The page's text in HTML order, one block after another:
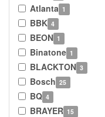
Atlanta 1
BBK 4
BEON 1
Binatone 1
BLACKTON 3
Bosch 25
BQ 4
BRAYER 15